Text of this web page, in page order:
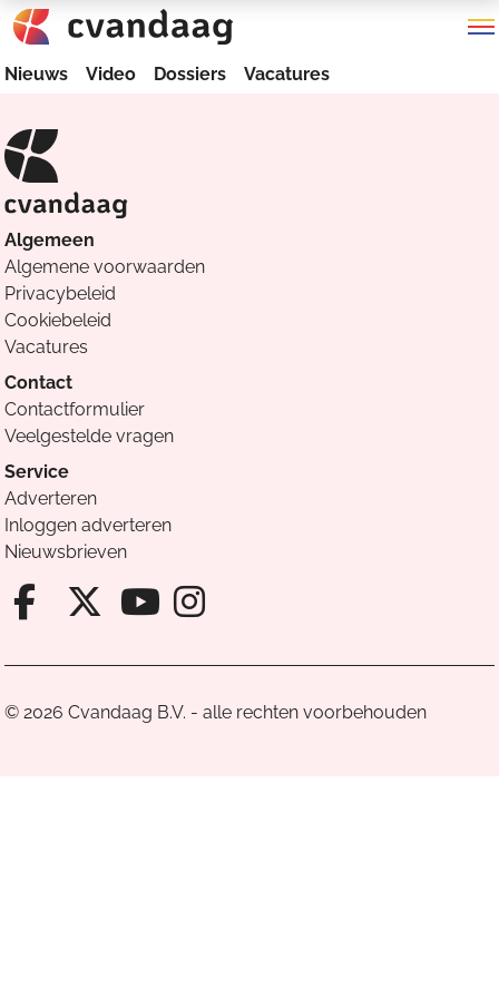
Nieuws Video Dossiers Vacatures
Algemeen
Algemene voorwaarden
Privacybeleid
Cookiebeleid
Vacatures
Contact
Contactformulier
Veelgestelde vragen
Service
Adverteren
Inloggen adverteren
Nieuwsbrieven
Facebook van Cvandaag
X van Cvandaag
Instagram van
© 2026 Cvandaag B.V. - alle rechten voorbehouden